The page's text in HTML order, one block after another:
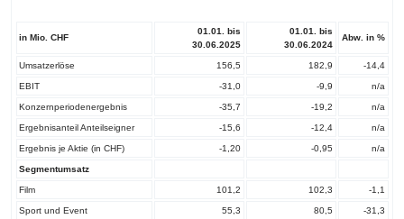
in Mio. CHF
01.01. bis
30.06.2025
01.01. bis
30.06.2024
Abw. in %
Umsatzerlöse 156,5 182,9 -14,4
EBIT -31,0 -9,9 n/a
Konzernperiodenergebnis -35,7 -19,2 n/a
Ergebnisanteil Anteilseigner -15,6 -12,4 n/a
Ergebnis je Aktie (in CHF) -1,20 -0,95 n/a
Segmentumsatz
Film 101,2 102,3 -1,1
Sport und Event 55,3 80,5 -31,3